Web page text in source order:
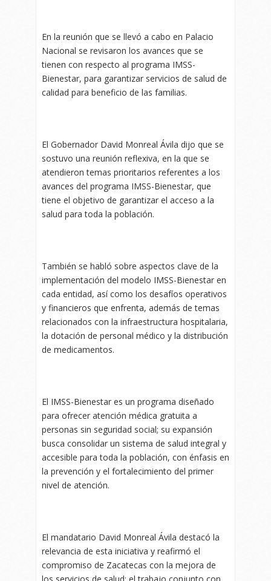
En la reunión que se llevó a cabo en Palacio
Nacional se revisaron los avances que se
tienen con respecto al programa IMSS-
Bienestar, para garantizar servicios de salud de
calidad para beneficio de las familias.
El Gobernador David Monreal Ávila dijo que se
sostuvo una reunión reflexiva, en la que se
atendieron temas prioritarios referentes a los
avances del programa IMSS-Bienestar, que
tiene el objetivo de garantizar el acceso a la
salud para toda la población.
También se habló sobre aspectos clave de la
implementación del modelo IMSS-Bienestar en
cada entidad, así como los desafíos operativos
y financieros que enfrenta, además de temas
relacionados con la infraestructura hospitalaria,
la dotación de personal médico y la distribución
de medicamentos.
El IMSS-Bienestar es un programa diseñado
para ofrecer atención médica gratuita a
personas sin seguridad social; su expansión
busca consolidar un sistema de salud integral y
accesible para toda la población, con énfasis en
la prevención y el fortalecimiento del primer
nivel de atención.
El mandatario David Monreal Ávila destacó la
relevancia de esta iniciativa y reafirmó el
compromiso de Zacatecas con la mejora de